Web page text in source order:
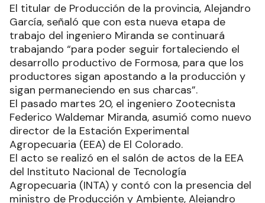
El titular de Producción de la provincia, Alejandro
García, señaló que con esta nueva etapa de
trabajo del ingeniero Miranda se continuará
trabajando “para poder seguir fortaleciendo el
desarrollo productivo de Formosa, para que los
productores sigan apostando a la producción y
sigan permaneciendo en sus charcas”.
El pasado martes 20, el ingeniero Zootecnista
Federico Waldemar Miranda, asumió como nuevo
director de la Estación Experimental
Agropecuaria (EEA) de El Colorado.
El acto se realizó en el salón de actos de la EEA
del Instituto Nacional de Tecnología
Agropecuaria (INTA) y contó con la presencia del
ministro de Producción y Ambiente, Alejandro